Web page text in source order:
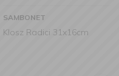
Patera na